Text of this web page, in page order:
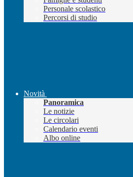
Personale scolastico
Percorsi di studio
Novità
Panoramica
Le notizie
Le circolari
Calendario eventi
Albo online